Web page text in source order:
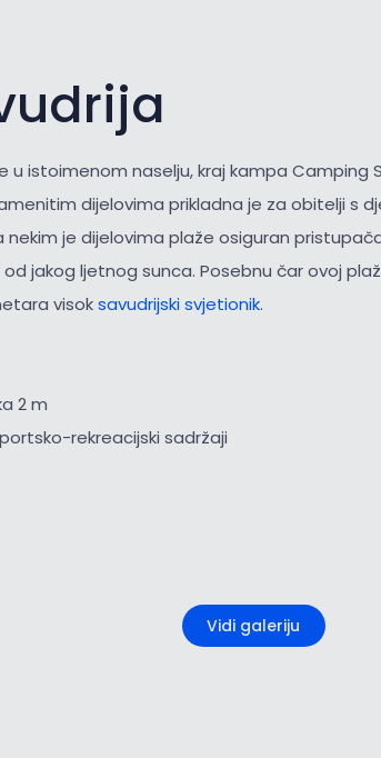
u istoimenom naselju, kraj kampa Camping
dijelovima prikladna je za obitelji s
je dijelovima plaže osiguran
jakog ljetnog sunca. Posebnu čar ovoj
visoksavudrijski svjetionik.
2 m
rekreacijski sadržaji
Vidi galeriju